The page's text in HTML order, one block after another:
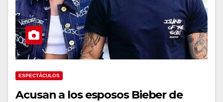
ESPECTÁCULOS
Acusan a los esposos Bieber de